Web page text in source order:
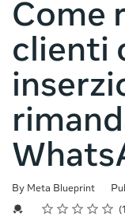
Come
clienti
By Meta Blueprint
Duration
Difficulty
Credential For
Rating
1 star
2 stars
3 stars
4 stars
5 stars
Average rating: 5.0 1
1 review